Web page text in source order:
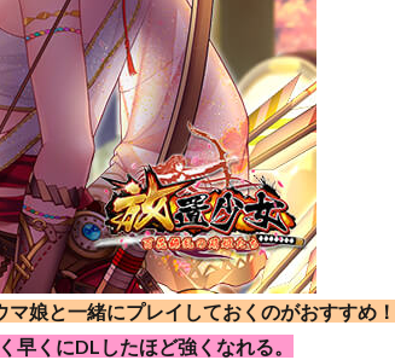
娘と一緒にプレイしておくのがおすすめ！
早くにDLしたほど強くなれる。